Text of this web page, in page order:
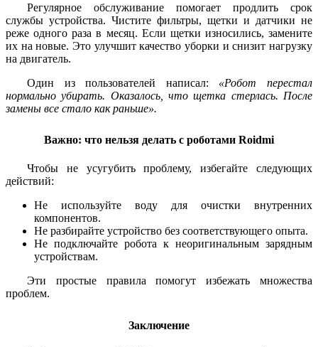
Регулярное обслуживание помогает продлить срок
службы устройства. Чистите фильтры, щетки и датчики не
реже одного раза в месяц. Если щетки износились, замените
их на новые. Это улучшит качество уборки и снизит нагрузку
на двигатель.
Один из пользователей написал: «Робот перестал
нормально убирать. Оказалось, что щетка стерлась. После
замены все стало как раньше».
Важно: что нельзя делать с роботами Roidmi
Чтобы не усугубить проблему, избегайте следующих
действий:
Не используйте воду для очистки внутренних
компонентов.
Не разбирайте устройство без соответствующего опыта.
Не подключайте робота к неоригинальным зарядным
устройствам.
Эти простые правила помогут избежать множества
проблем.
Заключение